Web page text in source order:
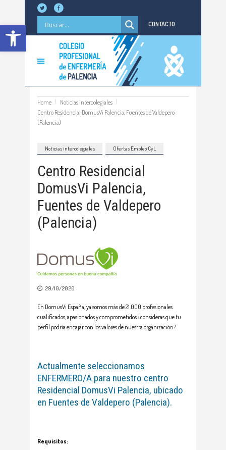
Abrir barra de herramientas CONTACTO
Home
Noticias intercolegiales
Centro Residencial DomusVi Palencia, Fuentes de Valdepero
(Palencia)
Noticias intercolegiales Ofertas Empleo CyL
Centro Residencial
DomusVi Palencia,
Fuentes de Valdepero
(Palencia)
29/10/2020
En DomusVi España, ya somos más de 21.000 profesionales
cualificados, apasionados y comprometidos ¿consideras que tu
perfil podría encajar con los valores de nuestra organización?
Actualmente seleccionamos
ENFERMERO/A para nuestro centro
Residencial DomusVi Palencia, ubicado
en Fuentes de Valdepero (Palencia).
Requisitos: